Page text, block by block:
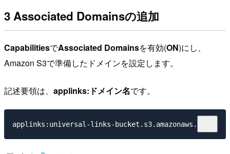
3 Associated Domainsの追加
CapabilitiesでAssociated Domainsを有効(ON)にし、
Amazon S3で準備したドメインを設定します。
記述要領は、 applinks:ドメイン名です。